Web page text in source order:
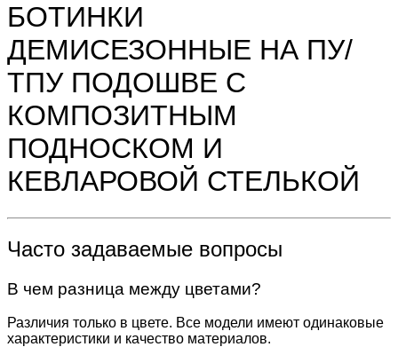
БОТИНКИ
ДЕМИСЕЗОННЫЕ НА ПУ/
ТПУ ПОДОШВЕ С
КОМПОЗИТНЫМ
ПОДНОСКОМ И
КЕВЛАРОВОЙ СТЕЛЬКОЙ
Часто задаваемые вопросы
В чем разница между цветами?
Различия только в цвете. Все модели имеют одинаковые
характеристики и качество материалов.